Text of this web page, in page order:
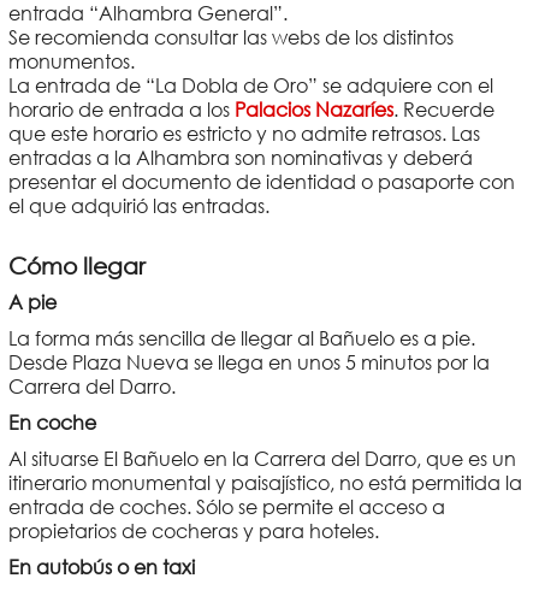
entrada “Alhambra General”.
Se recomienda consultar las webs de los distintos
monumentos.
La entrada de “La Dobla de Oro” se adquiere con el
horario de entrada a los Palacios Nazaríes. Recuerde
que este horario es estricto y no admite retrasos. Las
entradas a la Alhambra son nominativas y deberá
presentar el documento de identidad o pasaporte con
el que adquirió las entradas.
Cómo llegar
A pie
La forma más sencilla de llegar al Bañuelo es a pie.
Desde Plaza Nueva se llega en unos 5 minutos por la
Carrera del Darro.
En coche
Al situarse El Bañuelo en la Carrera del Darro, que es un
itinerario monumental y paisajístico, no está permitida la
entrada de coches. Sólo se permite el acceso a
propietarios de cocheras y para hoteles.
En autobús o en taxi